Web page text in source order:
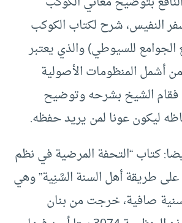
النفيس، شرح لكتاب الكوكب
للسيوطي) والذي يعتبر
أشمل المنظومات الأصولية
فقام الشيخ بشرحه وتوضيح
ليكون عونا لمن يريد حفظه.
كتاب “التحفة المرضية في نظم
على طريقة أهل السنة السَّنِية” وهي
صافية، خرجت من بنان